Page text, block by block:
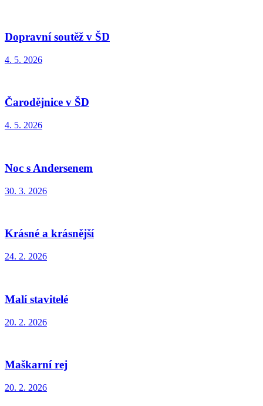
Dopravní soutěž v ŠD
4. 5. 2026
Čarodějnice v ŠD
4. 5. 2026
Noc s Andersenem
30. 3. 2026
Krásné a krásnější
24. 2. 2026
Malí stavitelé
20. 2. 2026
Maškarní rej
20. 2. 2026